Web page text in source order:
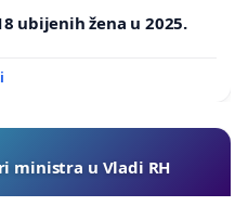
ubijenih žena u 2025.
ministra u Vladi RH